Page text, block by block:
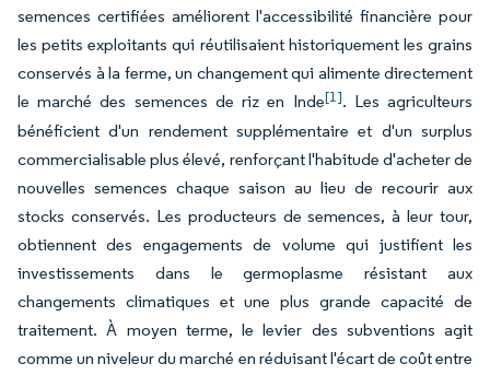
semences certifiées améliorent l'accessibilité financière pour
les petits exploitants qui réutilisaient historiquement les grains
conservés à la ferme, un changement qui alimente directement
le marché des semences de riz en Inde[1]. Les agriculteurs
bénéficient d'un rendement supplémentaire et d'un surplus
commercialisable plus élevé, renforçant l'habitude d'acheter de
nouvelles semences chaque saison au lieu de recourir aux
stocks conservés. Les producteurs de semences, à leur tour,
obtiennent des engagements de volume qui justifient les
investissements dans le germoplasme résistant aux
changements climatiques et une plus grande capacité de
traitement. À moyen terme, le levier des subventions agit
comme un niveleur du marché en réduisant l'écart de coût entre